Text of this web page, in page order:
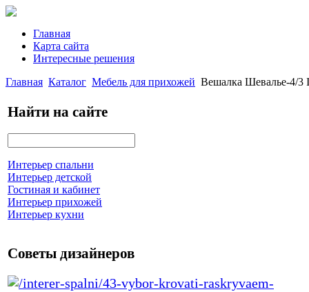
Главная
Карта сайта
Интересные решения
Главная Каталог Мебель для прихожей Вешалка Шевалье-4/3
Найти на сайте
Интерьер спальни
Интерьер детской
Гостиная и кабинет
Интерьер прихожей
Интерьер кухни
Советы дизайнеров